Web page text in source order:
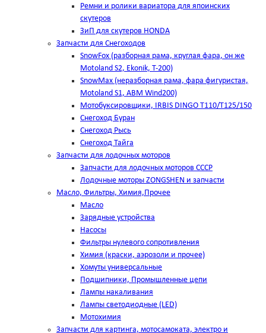
Ремни и ролики вариатора для япоинских
скутеров
ЗиП для скутеров HONDA
Запчасти для Снегоходов
SnowFox (разборная рама, круглая фара, он же
Motoland S2, Ekonik, T-200)
SnowMax (неразборная рама, фара фигуристая,
Motoland S1, ABM Wind200)
Мотобуксировщики, IRBIS DINGO Т110/Т125/150
Снегоход Буран
Снегоход Рысь
Снегоход Тайга
Запчасти для лодочных моторов
Запчасти для лодочных моторов СССР
Лодочные моторы ZONGSHEN и запчасти
Масло, Фильтры, Химия,Прочее
Масло
Зарядные устройства
Насосы
Фильтры нулевого сопротивления
Химия (краски, аэрозоли и прочее)
Хомуты универсальные
Подшипники, Промышленные цепи
Лампы накаливания
Лампы светодиодные (LED)
Мотохимия
Запчасти для картинга, мотосамоката, электро и